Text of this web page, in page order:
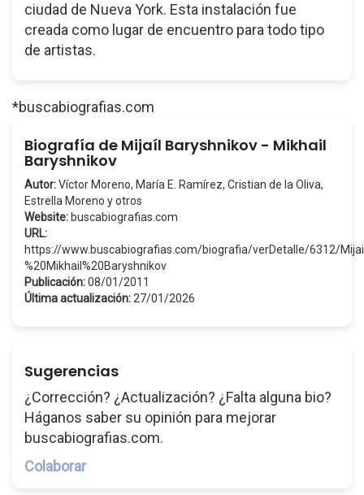
ciudad de Nueva York. Esta instalación fue
creada como lugar de encuentro para todo tipo
de artistas.
*buscabiografias.com
Biografía de Mijaíl Baryshnikov - Mikhail
Baryshnikov
Autor:Víctor Moreno, María E. Ramírez, Cristian de la Oliva,
Estrella Moreno y otros
Website: buscabiografias.com
URL:
https://www.buscabiografias.com/biografia/verDetalle/6312/
%20Mikhail%20Baryshnikov
Publicación:08/01/2011
Última actualización: 27/01/2026
Sugerencias
¿Corrección? ¿Actualización? ¿Falta alguna bio?
Háganos saber su opinión para mejorar
buscabiografias.com.
Colaborar